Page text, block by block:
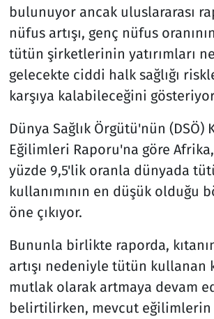
bulunuyor ancak uluslararası
nüfus artışı, genç nüfus
tütün şirketlerinin yatırımları
gelecekte ciddi halk sağlığı
karşıya kalabileceğini
Dünya Sağlık Örgütü'nün (DSÖ)
Eğilimleri Raporu'na göre
yüzde 9,5'lik oranla dünyada
kullanımının en düşük olduğu
öne çıkıyor.
Bununla birlikte raporda,
artışı nedeniyle tütün kullanan
mutlak olarak artmaya devam
belirtilirken, mevcut eğilimlerin